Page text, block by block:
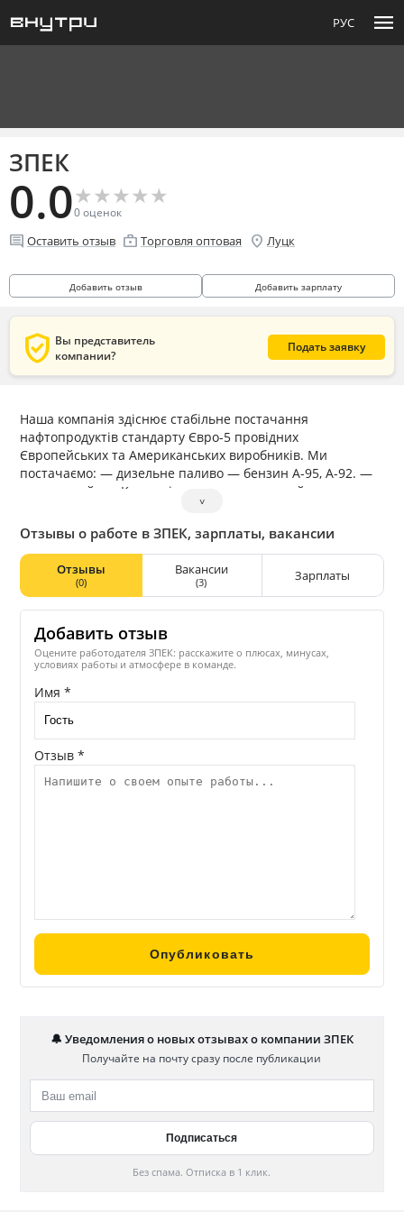
РУС menu
ЗПЕК
0.0★
★★
★★
★★
★★
★
0оценок
comment Оставить отзыв enterprise Торговля оптовая location_on Луцк
Добавить отзыв Добавить зарплату
verified_user Вы представитель
компании?
Подать заявку
Наша компанія здіснює стабільне постачання
нафтопродуктів стандарту Євро-5 провідних
Європейських та Американських виробників. Ми
постачаємо: — дизельне паливо — бензин А-95, А-92. —
скраплений газ Компанія розширює власний автопарк
бензовозів та газовозів. Логістичний відділ компанії
активно працює як з українськими перевізниками, так і з
європейськими. Ми віримо, що розвиток — це ключовий
фактор успіху. У ЗПЕК ми не тільки слідкуємо за
технологічними тенденціями, але й активно їх
впроваджуємо, намагаючись завжди бути на крок
попереду. Наш принцип надійності глибоко вкорінений у
всіх аспектах нашої діяльності, від постачання палива до
високотехнологічних енергетичних рішень.
˅
Отзывы о работе в ЗПЕК, зарплаты, вакансии
Отзывы
(0)
Вакансии
(3) Зарплаты
Добавить отзыв
Оцените работодателя ЗПЕК: расскажите о плюсах, минусах,
условиях работы и атмосфере в команде.
Имя *
Отзыв *
🔔 Уведомления о новых отзывах о компании ЗПЕК
Получайте на почту сразу после публикации
Без спама. Отписка в 1 клик.